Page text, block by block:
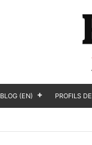
BLOG (EN) PROFILS